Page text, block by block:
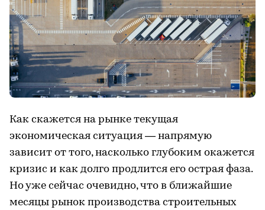
Как скажется на рынке текущая
экономическая ситуация — напрямую
зависит от того, насколько глубоким окажется
кризис и как долго продлится его острая фаза.
Но уже сейчас очевидно, что в ближайшие
месяцы рынок производства строительных